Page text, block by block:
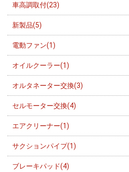
車高調取付(23)
新製品(5)
電動ファン(1)
オイルクーラー(1)
オルタネーター交換(3)
セルモーター交換(4)
エアクリーナー(1)
サクションパイプ(1)
ブレーキパッド(4)